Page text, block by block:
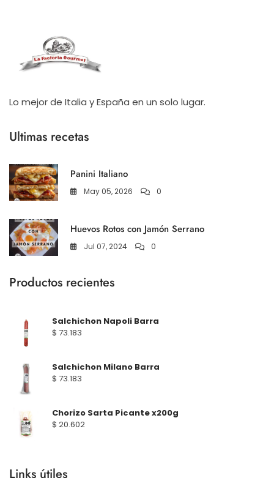
Lo mejor de Italia y España en un solo lugar.
Ultimas recetas
Panini Italiano
May 05, 2026 0
Huevos Rotos con Jamón Serrano
Jul 07, 2024 0
Productos recientes
Salchichon Napoli Barra
$ 73.183
Salchichon Milano Barra
$ 73.183
Chorizo Sarta Picante x200g
$ 20.602
Links útiles